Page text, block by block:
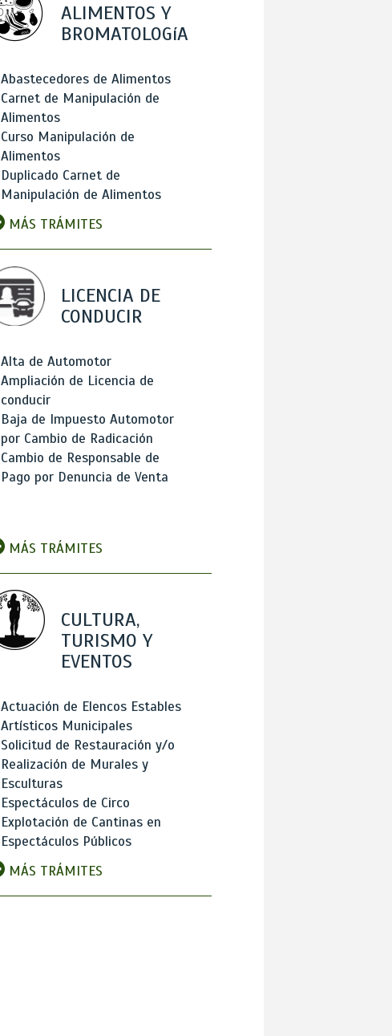
ALIMENTOS Y
BROMATOLOGíA
Abastecedores de Alimentos
Carnet de Manipulación de
Alimentos
Curso Manipulación de
Alimentos
Duplicado Carnet de
Manipulación de Alimentos
MÁS TRÁMITES
LICENCIA DE
CONDUCIR
Alta de Automotor
Ampliación de Licencia de
conducir
Baja de Impuesto Automotor
por Cambio de Radicación
Cambio de Responsable de
Pago por Denuncia de Venta
MÁS TRÁMITES
CULTURA,
TURISMO Y
EVENTOS
Actuación de Elencos Estables
Artísticos Municipales
Solicitud de Restauración y/o
Realización de Murales y
Esculturas
Espectáculos de Circo
Explotación de Cantinas en
Espectáculos Públicos
MÁS TRÁMITES